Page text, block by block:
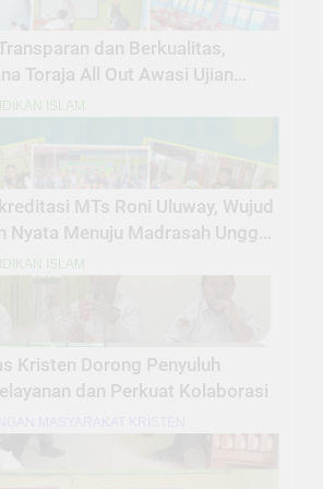
dan Berkualitas,
Toraja All Out Awasi Ujian
ISLAM
MTs Roni Uluway, Wujud
Nyata Menuju Madrasah Unggul
Saing
ISLAM
Kristen Dorong Penyuluh
dan Perkuat Kolaborasi